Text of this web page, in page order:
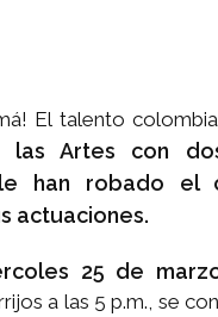
El talento
las Artes con
han robado el
actuaciones.
25 de
a las 5 p.m., se